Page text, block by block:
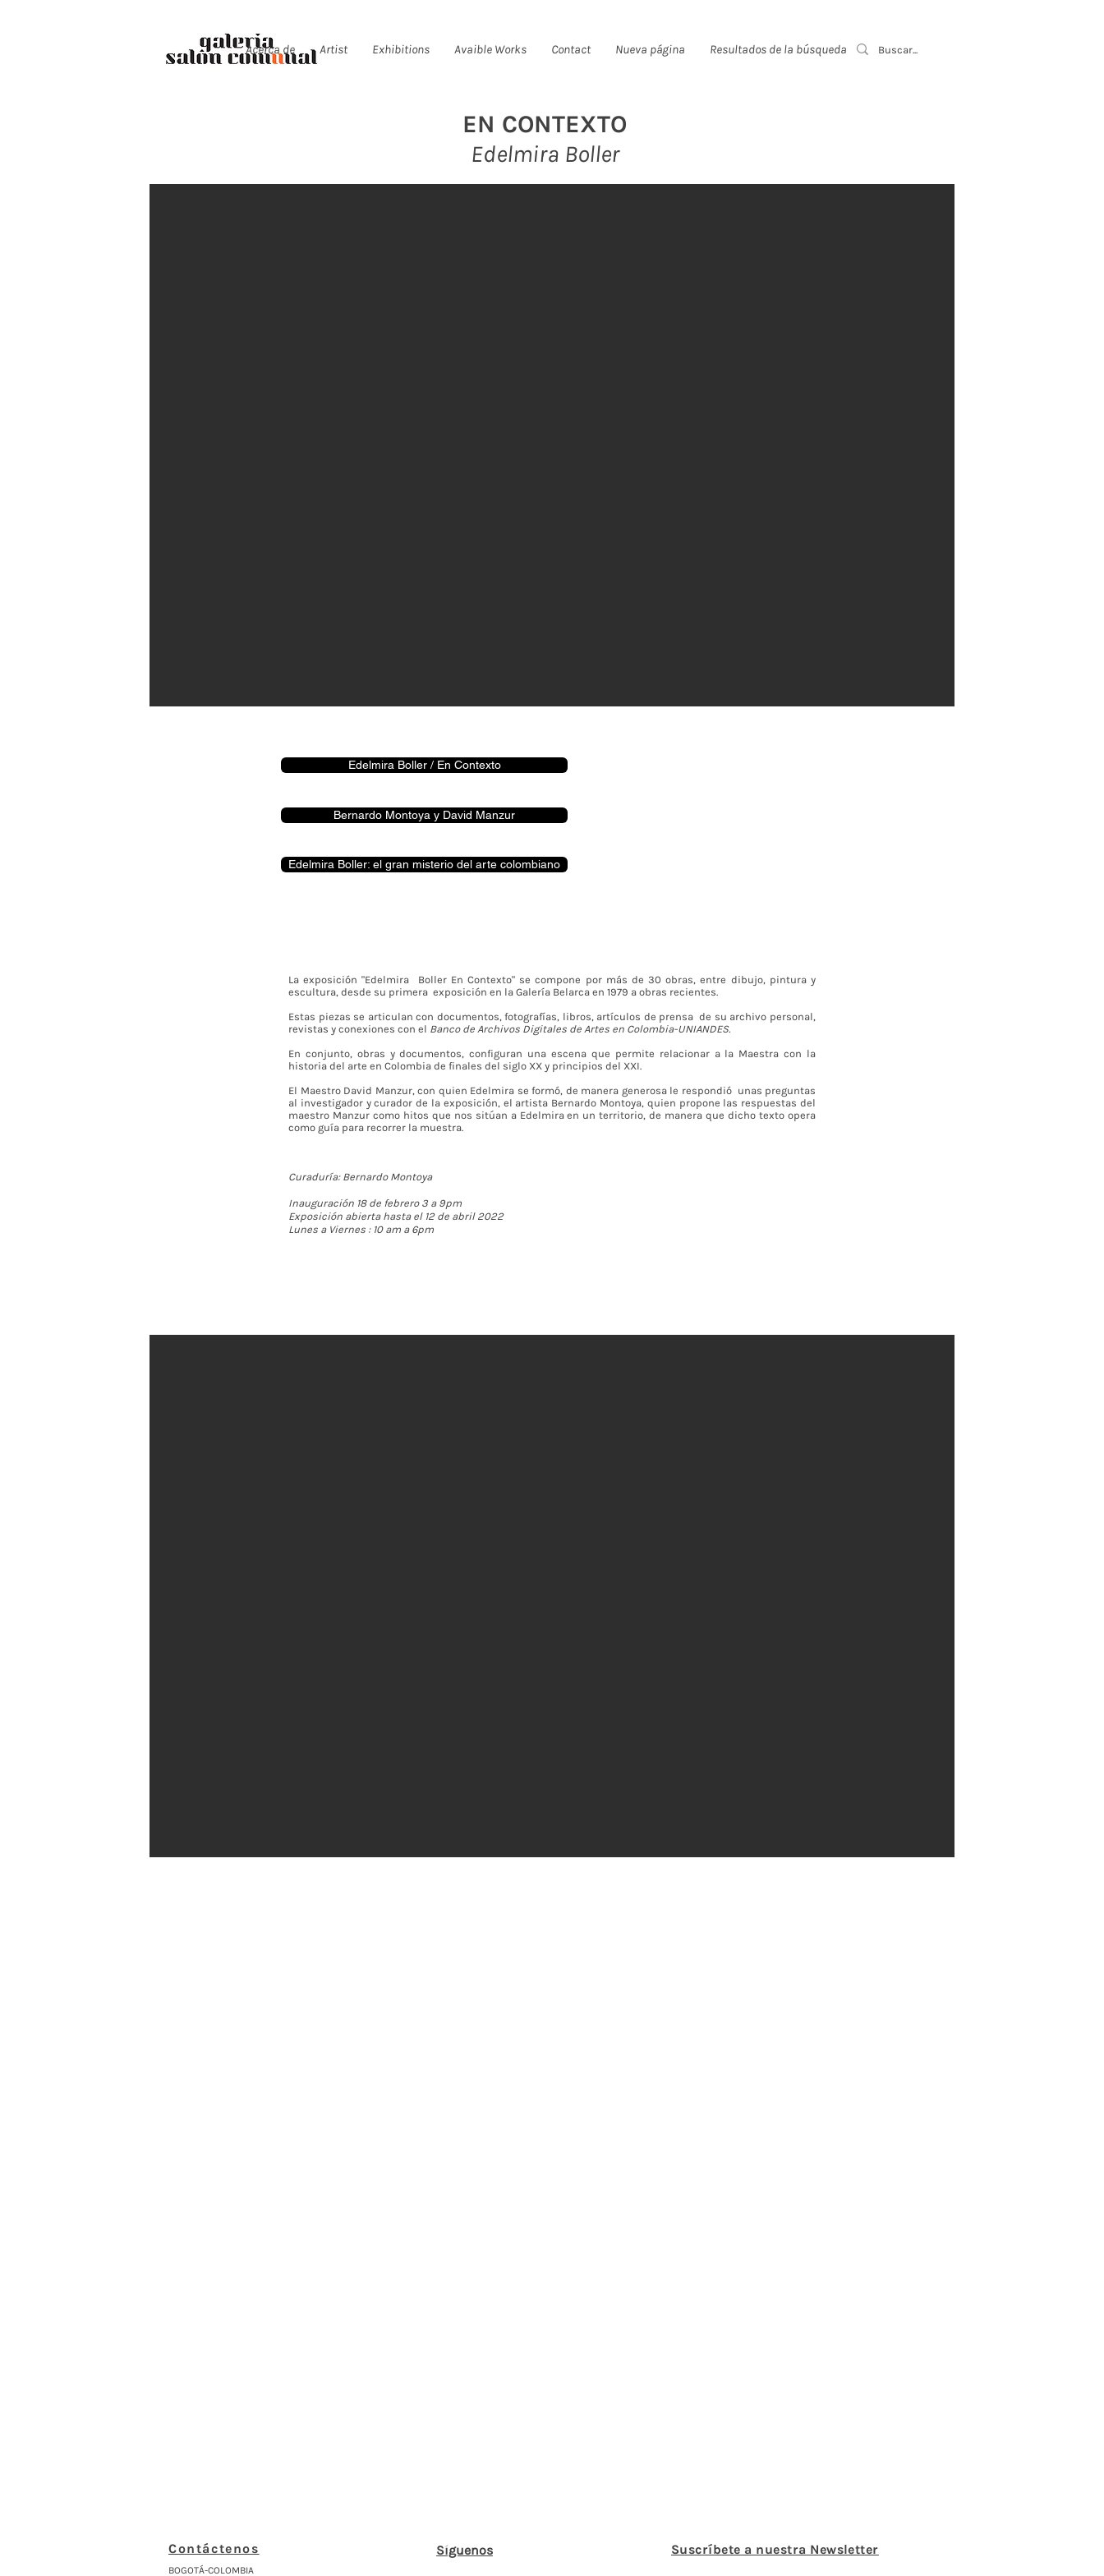
Acerca de Artist Exhibitions Avaible Works Contact Nueva página Resultados de la búsqueda Event List
EN CONTEXTO
Edelmira Boller
Edelmira Boller / En Contexto
Bernardo Montoya y David Manzur
Edelmira Boller: el gran misterio del arte colombiano
La exposición "Edelmira Boller En Contexto" se compone por más de 30 obras, entre dibujo, pintura y
escultura, desde su primera exposición en la Galería Belarca en 1979 a obras recientes.
Estas piezas se articulan con documentos, fotografías, libros, artículos de prensa de su archivo personal,
revistas y conexiones con el Banco de Archivos Digitales de Artes en Colombia-UNIANDES.
En conjunto, obras y documentos, configuran una escena que permite relacionar a la Maestra con la
historia del arte en Colombia de finales del siglo XX y principios del XXI.
El Maestro David Manzur, con quien Edelmira se formó, de manera generosa le respondió unas preguntas
al investigador y curador de la exposición, el artista Bernardo Montoya, quien propone las respuestas del
maestro Manzur como hitos que nos sitúan a Edelmira en un territorio, de manera que dicho texto opera
como guía para recorrer la muestra.
Curaduría: Bernardo Montoya
Inauguración 18 de febrero 3 a 9pm
Exposición abierta hasta el 12 de abril 2022
Lunes a Viernes : 10 am a 6pm
Contáctenos
BOGOTÁ-COLOMBIA
Suscríbete a nuestra Newsletter
Síguenos